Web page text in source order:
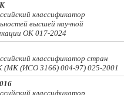
классификатор
высшей научной
ОК 017-2024
классификатор стран
(МК (ИСО 3166) 004-97) 025-2001
классификатор